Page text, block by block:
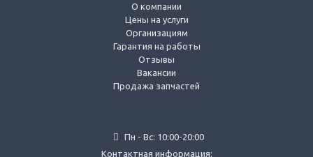
О компании
Цены на услуги
Организациям
Гарантия на работы
Отзывы
Вакансии
Продажа запчастей
Пн - Вс: 10:00-20:00
Контактная информация: